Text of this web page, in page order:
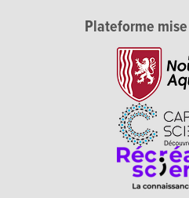
Plateforme